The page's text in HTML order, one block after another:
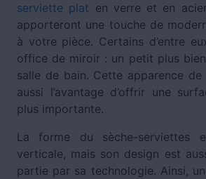
serviette plat en verre et en
apporteront une touche de
à votre pièce. Certains d’entre
office de miroir : un petit plus
salle de bain. Cette apparence
aussi l’avantage d’offrir une
plus importante.
La forme du sèche-serviettes
verticale, mais son design est
partie par sa technologie. Ainsi,